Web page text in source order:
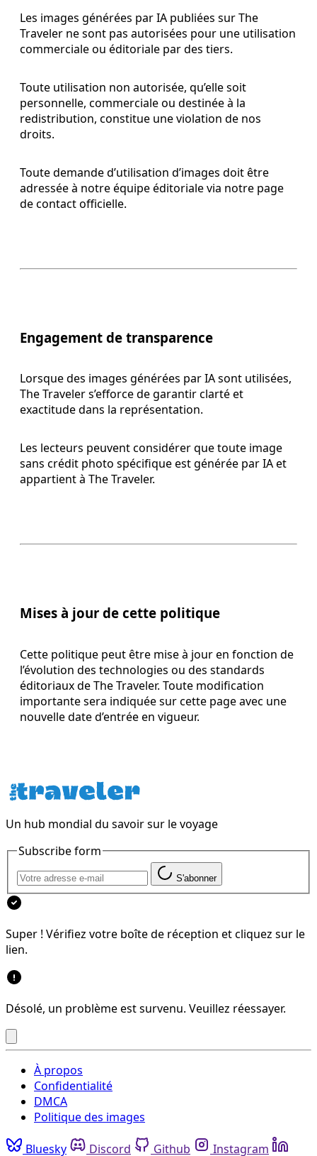
Les images générées par IA publiées sur The
Traveler ne sont pas autorisées pour une utilisation
commerciale ou éditoriale par des tiers.
Toute utilisation non autorisée, qu’elle soit
personnelle, commerciale ou destinée à la
redistribution, constitue une violation de nos
droits.
Toute demande d’utilisation d’images doit être
adressée à notre équipe éditoriale via notre page
de contact officielle.
Engagement de transparence
Lorsque des images générées par IA sont utilisées,
The Traveler s’efforce de garantir clarté et
exactitude dans la représentation.
Les lecteurs peuvent considérer que toute image
sans crédit photo spécifique est générée par IA et
appartient à The Traveler.
Mises à jour de cette politique
Cette politique peut être mise à jour en fonction de
l’évolution des technologies ou des standards
éditoriaux de The Traveler. Toute modification
importante sera indiquée sur cette page avec une
nouvelle date d’entrée en vigueur.
Un hub mondial du savoir sur le voyage
Subscribe form
S'abonner
Super ! Vérifiez votre boîte de réception et cliquez sur le
lien.
Désolé, un problème est survenu. Veuillez réessayer.
À propos
Confidentialité
DMCA
Politique des images
Bluesky Discord Github Instagram